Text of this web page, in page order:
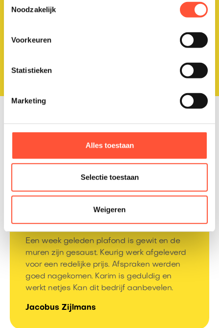
Noodzakelijk
Voorkeuren
Statistieken
Marketing
Alles toestaan
Selectie toestaan
Weigeren
Een vast aanspreekpunt
schilder voor kwalitatief onderhoud van jouw
Wat onze klanten zeggen
over onze diensten
Een week geleden plafond is gewit en de
muren zijn gesaust. Keurig werk afgeleverd
voor een redelijke prijs. Afspraken werden
goed nagekomen. Karim is geduldig en
werkt netjes Kan dit bedrijf aanbevelen.
Jacobus Zijlmans